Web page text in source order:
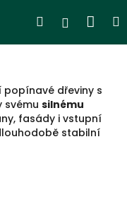
Hledat
dřeviny s
svému silnému
fasády i vstupní
stabilní